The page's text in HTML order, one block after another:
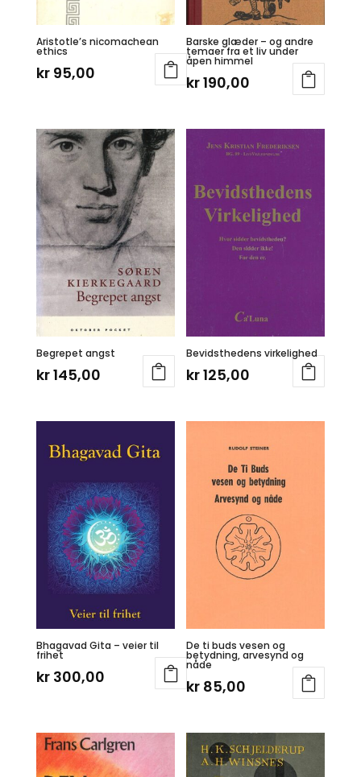
Aristotle’s nicomachean
ethics
kr95,00
Barske glæder – og andre
temaer fra et liv under
åpen himmel
kr190,00
Begrepet angst
kr145,00
Bevidsthedens virkelighed
kr125,00
Bhagavad Gita – veier til
frihet
kr300,00
De ti buds vesen og
betydning, arvesynd og
nåde
kr 85,00